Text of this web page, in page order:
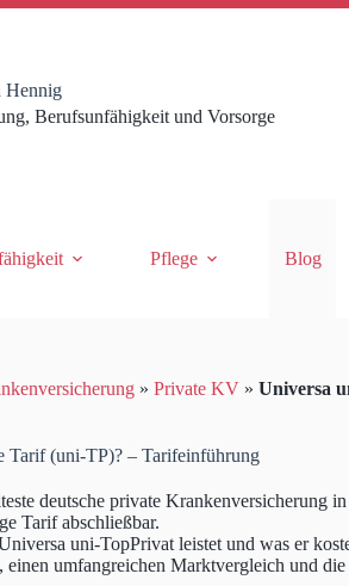
Hennig
Berufsunfähigkeit und Vorsorge
Pflege Blog
» Private KV » Universa
Tarif (uni-TP)? – Tarifeinführung
deutsche private Krankenversicherung
Tarif abschließbar.
uni-TopPrivat leistet und was er
umfangreichen Marktvergleich und